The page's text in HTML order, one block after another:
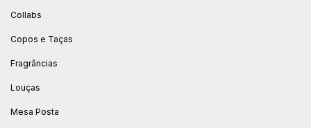
Collabs
Copos e Taças
Fragrâncias
Louças
Mesa Posta